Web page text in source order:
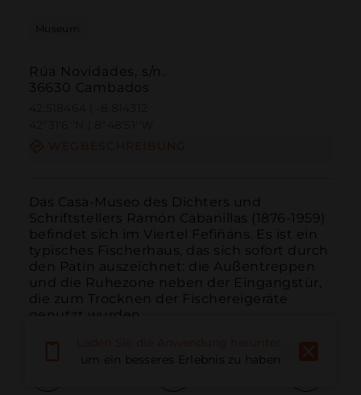
Museum
Rúa Novidades, s/n.
36630 Cambados
Das Casa-Museo des Dichters und
Schriftstellers Ramón Cabanillas (1876-1959)
befindet sich im Viertel Fefiñáns. Es ist ein
typisches Fischerhaus, das sich sofort durch
den Patín auszeichnet: die Außentreppen
und die Ruhezone neben der Eingangstür,
die zum Trocknen der Fischereigeräte
genutzt wurden.
um ein besseres Erlebnis zu haben